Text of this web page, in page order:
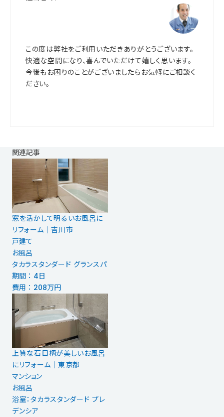
この度は弊社をご利用いただきありがとうございます。
快適な空間になり、喜んでいただけて嬉しく思います。
今後もお困りのことがございましたらお気軽にご相談く
ださい。
関連記事
窓を活かして明るいお風呂に
リフォーム│吉川市
戸建て
お風呂
タカラスタンダード グランスパ
期間 ： 4日
費用 ： 208万円
上質な石目柄が美しいお風呂
にリフォーム｜東京都
マンション
お風呂
浴室：タカラスタンダード プレ
デンシア